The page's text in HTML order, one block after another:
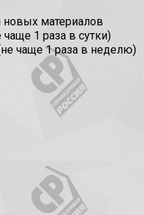
материалов
1 раза в сутки)
чаще 1 раза в неделю)